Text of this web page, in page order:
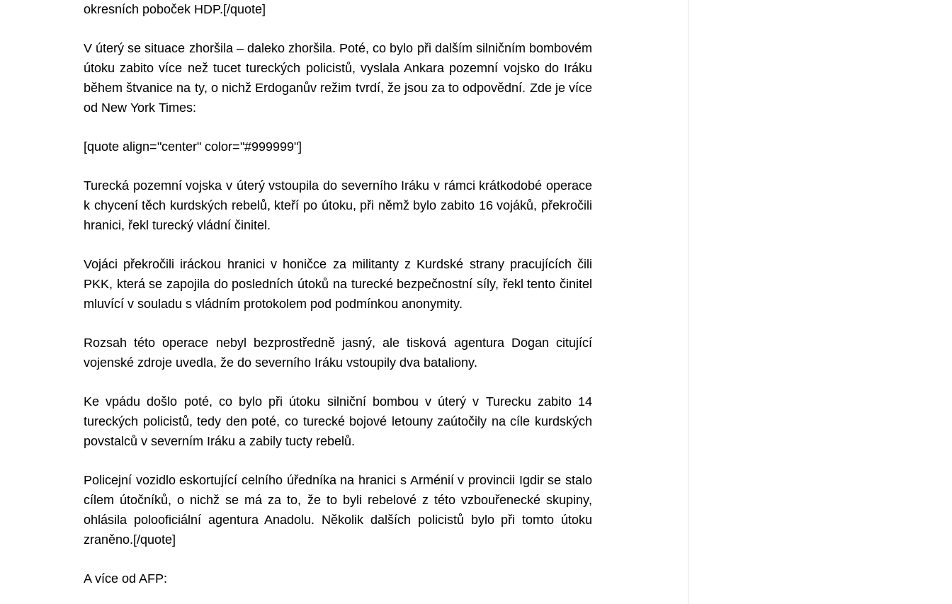
okresních poboček HDP.[/quote]
V úterý se situace zhoršila – daleko zhoršila. Poté, co bylo při dalším silničním bombovém
útoku zabito více než tucet tureckých policistů, vyslala Ankara pozemní vojsko do Iráku
během štvanice na ty, o nichž Erdoganův režim tvrdí, že jsou za to odpovědní. Zde je více
od New York Times:
[quote align="center" color="#999999"]
Turecká pozemní vojska v úterý vstoupila do severního Iráku v rámci krátkodobé operace
k chycení těch kurdských rebelů, kteří po útoku, při němž bylo zabito 16 vojáků, překročili
hranici, řekl turecký vládní činitel.
Vojáci překročili iráckou hranici v honičce za militanty z Kurdské strany pracujících čili
PKK, která se zapojila do posledních útoků na turecké bezpečnostní síly, řekl tento činitel
mluvící v souladu s vládním protokolem pod podmínkou anonymity.
Rozsah této operace nebyl bezprostředně jasný, ale tisková agentura Dogan citující
vojenské zdroje uvedla, že do severního Iráku vstoupily dva bataliony.
Ke vpádu došlo poté, co bylo při útoku silniční bombou v úterý v Turecku zabito 14
tureckých policistů, tedy den poté, co turecké bojové letouny zaútočily na cíle kurdských
povstalců v severním Iráku a zabily tucty rebelů.
Policejní vozidlo eskortující celního úředníka na hranici s Arménií v provincii Igdir se stalo
cílem útočníků, o nichž se má za to, že to byli rebelové z této vzbouřenecké skupiny,
ohlásila polooficiální agentura Anadolu. Několik dalších policistů bylo při tomto útoku
zraněno.[/quote]
A více od AFP:
Search